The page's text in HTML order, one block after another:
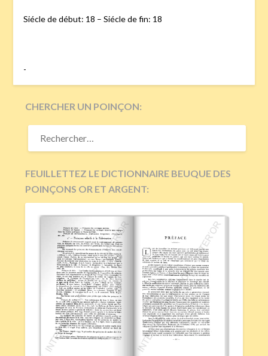
Siécle de début: 18 – Siécle de fin: 18
-
CHERCHER UN POINÇON:
RECHERCHER :
FEUILLETTEZ LE DICTIONNAIRE BEUQUE DES
POINÇONS OR ET ARGENT: